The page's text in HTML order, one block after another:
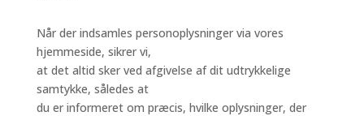
Når der indsamles personoplysninger via vores
hjemmeside, sikrer vi,
at det altid sker ved afgivelse af dit udtrykkelige
samtykke, således at
du er informeret om præcis, hvilke oplysninger, der